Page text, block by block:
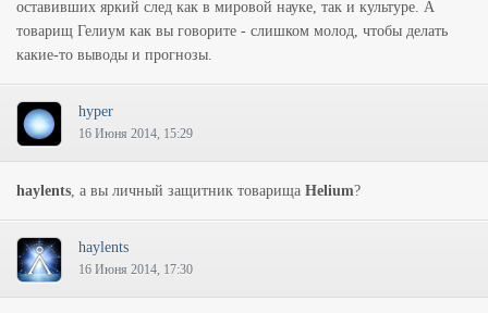
оставивших яркий след как в мировой науке, так и культуре. А
товарищ Гелиум как вы говорите - слишком молод, чтобы делать
какие-то выводы и прогнозы.
hyper
16 Июня 2014, 15:29
haylents, а вы личный защитник товарища Helium?
haylents
16 Июня 2014, 17:30